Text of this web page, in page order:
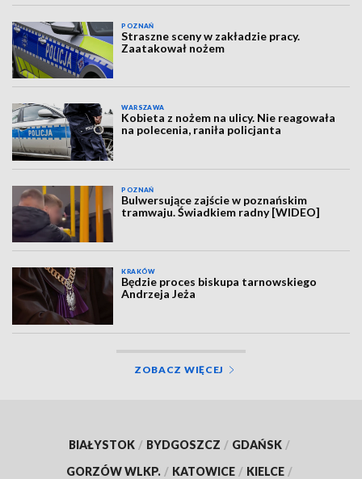
POZNAŃ
Straszne sceny w zakładzie pracy.
Zaatakował nożem
WARSZAWA
Kobieta z nożem na ulicy. Nie reagowała
na polecenia, raniła policjanta
POZNAŃ
Bulwersujące zajście w poznańskim
tramwaju. Świadkiem radny [WIDEO]
KRAKÓW
Będzie proces biskupa tarnowskiego
Andrzeja Jeża
ZOBACZ WIĘCEJ
BIAŁYSTOK / BYDGOSZCZ / GDAŃSK /
GORZÓW WLKP. / KATOWICE / KIELCE /